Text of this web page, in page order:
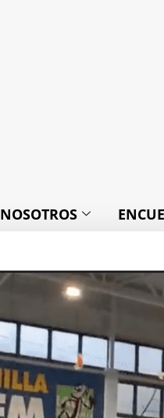
NOSOTROS